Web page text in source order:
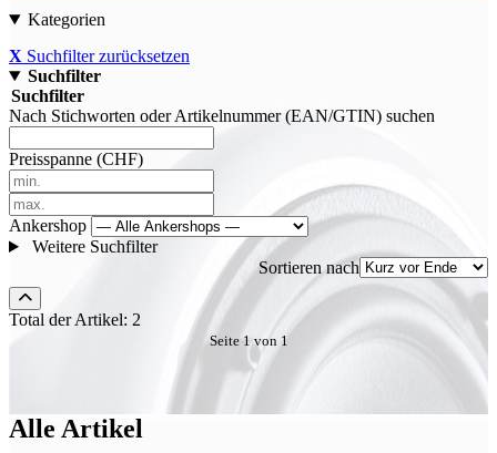
Kategorien
X Suchfilter zurücksetzen
Suchfilter
Suchfilter
Nach Stichworten oder Artikelnummer (EAN/GTIN) suchen
Preisspanne (CHF)
Ankershop
Weitere Suchfilter
Sortieren nach
Total der Artikel: 2
Seite 1 von 1
Alle Artikel